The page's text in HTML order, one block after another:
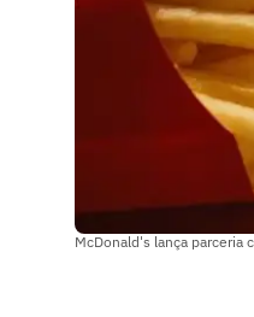
McDonald's lança parceria